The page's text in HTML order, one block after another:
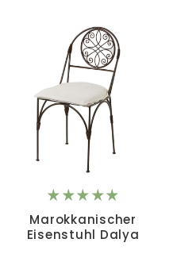
Marokkanischer
Eisenstuhl Dalya